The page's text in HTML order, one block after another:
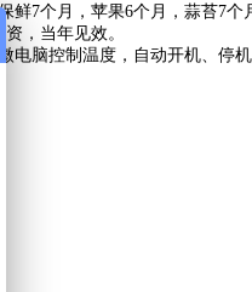
鲜7个月，苹果6个月，蒜苔7
，当年见效。
电脑控制温度，自动开机、停